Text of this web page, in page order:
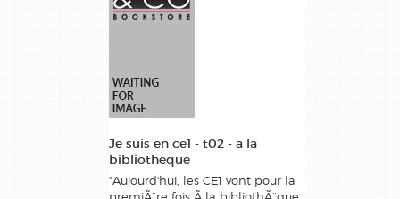
Je suis en ce1 - t02 - a la
bibliotheque
"Aujourd'hui, les CE1 vont pour la
premiÃ¨re fois Ã la bibliothÃ¨que